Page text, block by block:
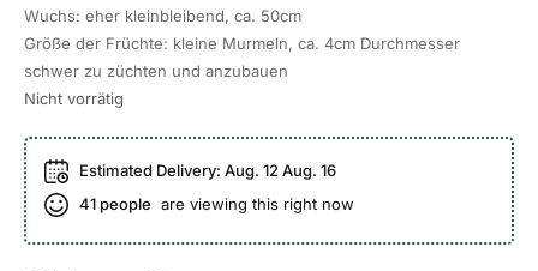
Wuchs: eher kleinbleibend, ca. 50cm
Größe der Früchte: kleine Murmeln, ca. 4cm Durchmesser
schwer zu züchten und anzubauen
Nicht vorrätig
Estimated Delivery: Aug. 12 Aug. 16
41 people are viewing this right now